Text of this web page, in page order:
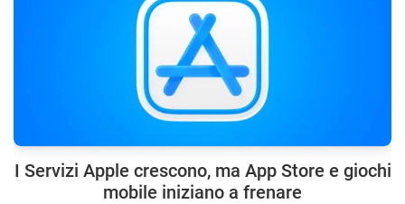
I Servizi Apple crescono, ma App Store e giochi
mobile iniziano a frenare